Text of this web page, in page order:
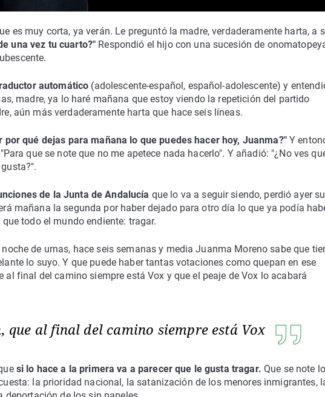
es muy corta, ya verán. Le preguntó la madre, verdaderamente harta, a
una vez tu cuarto?" Respondió el hijo con una sucesión de
automático (adolescente-español, español-adolescente) y
madre, ya lo haré mañana que estoy viendo la repetición del partido
aún más verdaderamente harta que hace seis líneas.
por qué dejas para mañana lo que puedes hacer hoy, Juanma?"Y
que se note que no me apetece nada hacerlo". Y añadió: "¿No ves
de la Junta de Andalucía que lo va a seguir siendo, perdió ayer su
mañana la segunda por haber dejado para otro día lo que ya podía
todo el mundo endiente: tragar.
de urnas, hace seis semanas y media Juanma Moreno sabe que
lo suyo. Y que puede haber tantas votaciones como quepan en ese
al final del camino siempre está Vox y que el peaje de Vox lo acabará
que al final del camino siempre está Vox
si lo hace a la primera va a parecer que le gusta tragar.Que se note
la prioridad nacional, la satanización de los menores inmigrantes,